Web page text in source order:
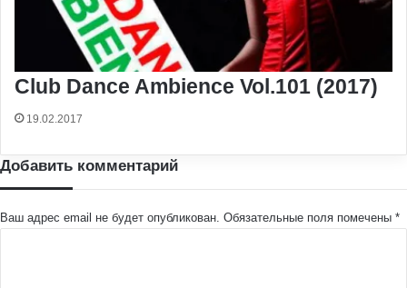
Club Dance Ambience Vol.101 (2017)
19.02.2017
Добавить комментарий
Ваш адрес email не будет опубликован. Обязательные поля помечены *